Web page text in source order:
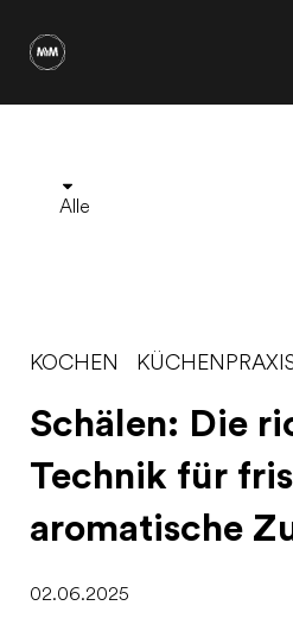
Alle
KOCHEN
Schälen: Die
Technik für
aromatische
02.06.2025